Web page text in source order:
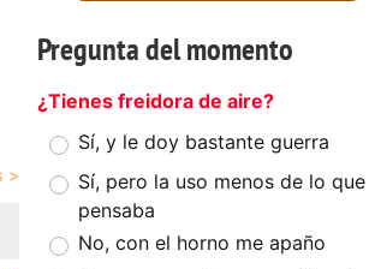
Pregunta del momento
¿Tienes freidora de aire?
Sí, y le doy bastante guerra
Sí, pero la uso menos de lo que
pensaba
No, con el horno me apaño